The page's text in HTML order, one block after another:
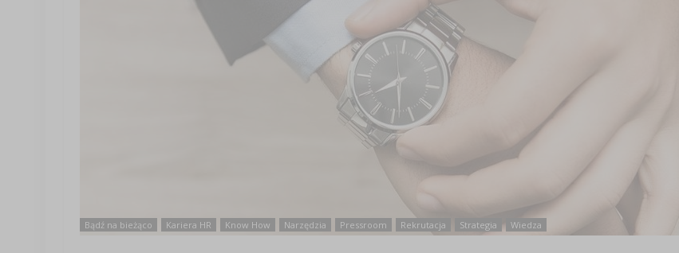
Bądź na bieżąco Kariera HR Know How Narzędzia Pressroom Rekrutacja Strategia Wiedza